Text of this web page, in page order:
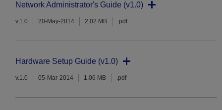
Network Administrator's Guide (v1.0)
v.1.0 20-May-2014 2.02 MB .pdf
Hardware Setup Guide (v1.0)
v.1.0 05-Mar-2014 1.06 MB .pdf